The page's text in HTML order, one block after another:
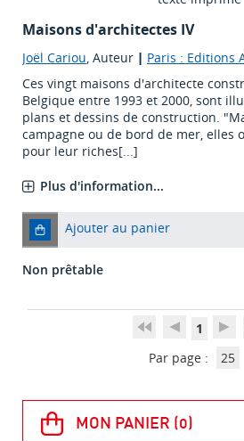
Maisons d'architectes IV
Joël Cariou, Auteur | Paris : Editions
Ces vingt maisons d'architecte
Belgique entre 1993 et 2000, sont
plans et dessins de construction.
campagne ou de bord de mer, elles
pour leur riches[...]
Plus d'information...
Ajouter au panier
Non prêtable
1
Par page :
25